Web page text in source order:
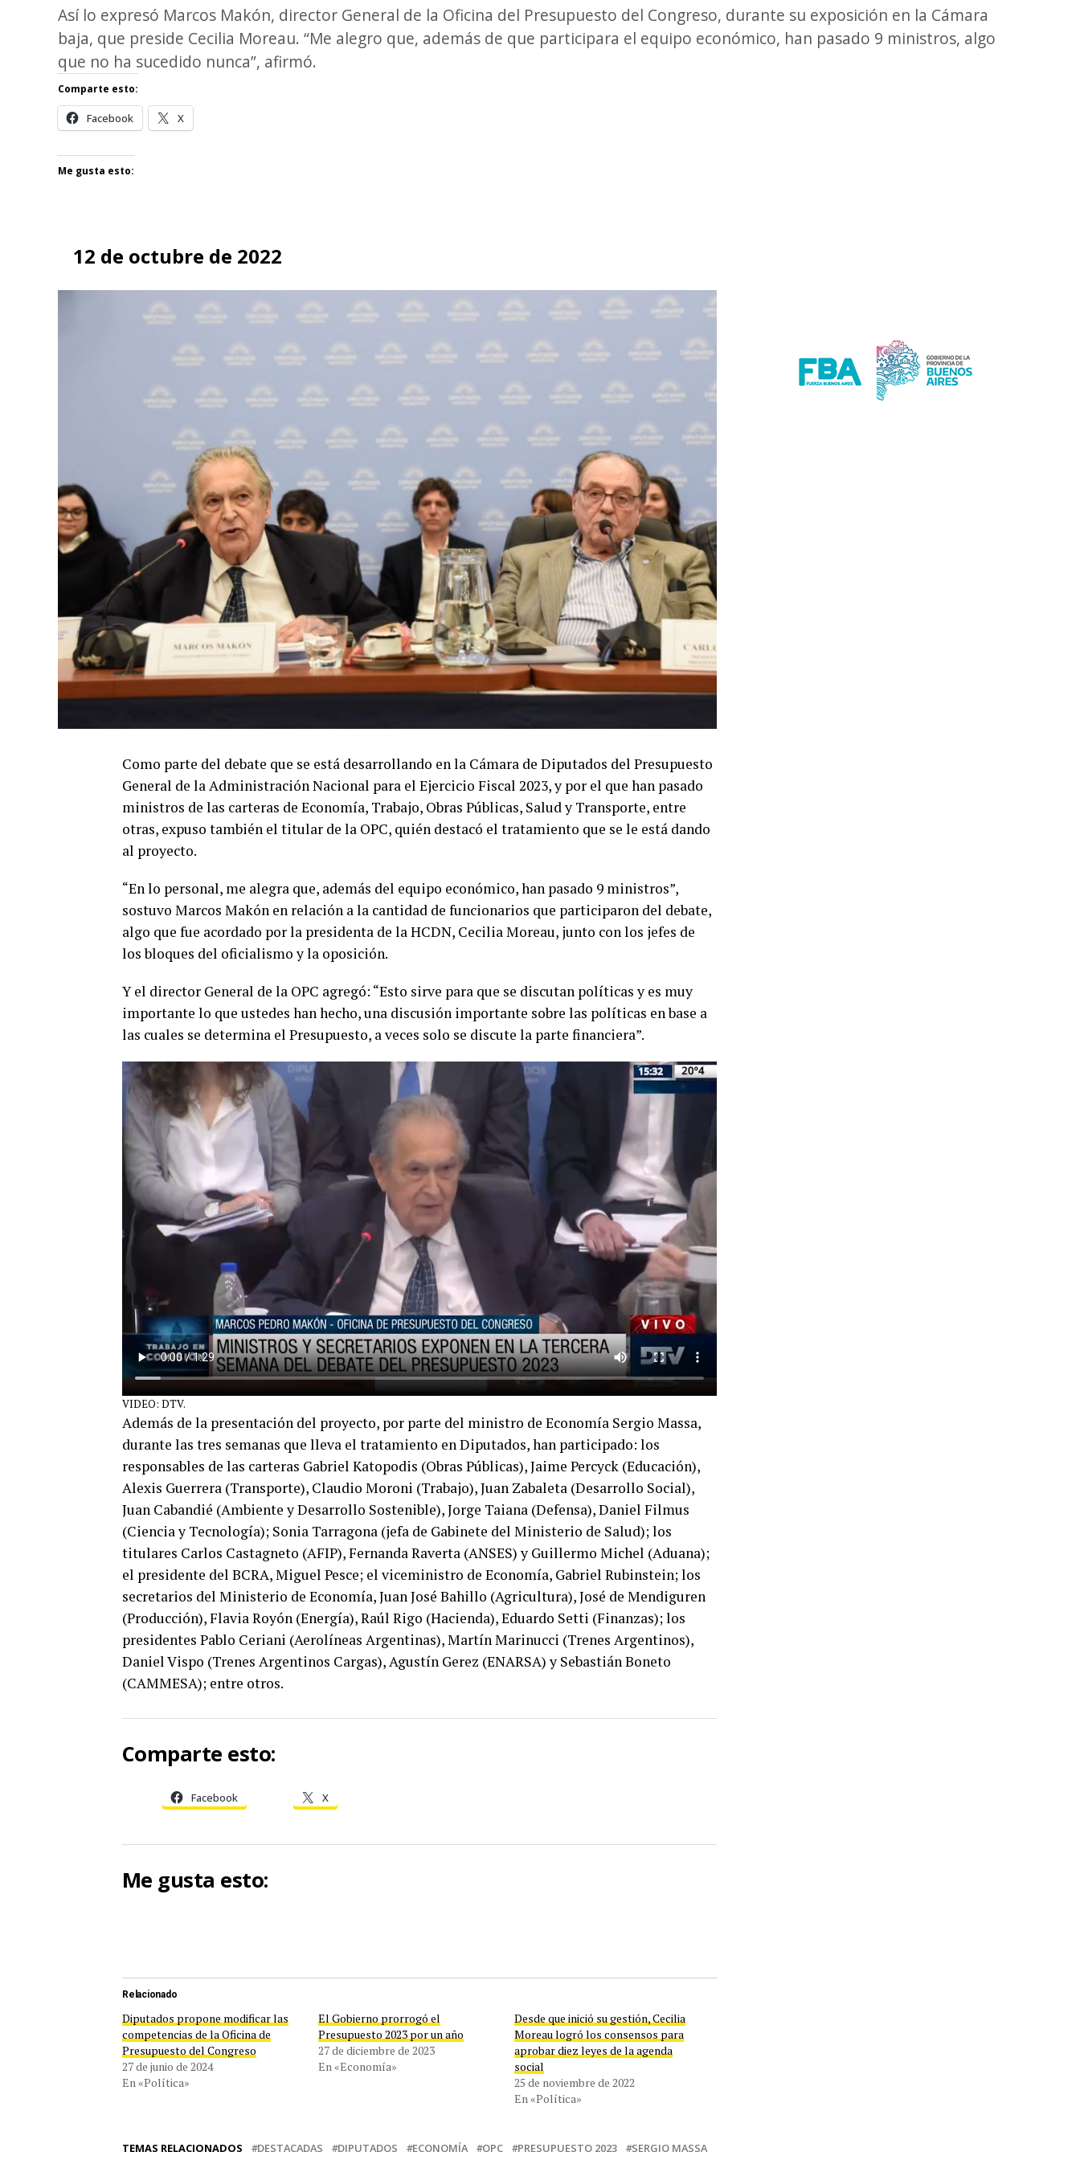
Así lo expresó Marcos Makón, director General de la Oficina del Presupuesto del Congreso, durante su exposición en la Cámara
baja, que preside Cecilia Moreau. “Me alegro que, además de que participara el equipo económico, han pasado 9 ministros, algo
que no ha sucedido nunca”, afirmó.
Comparte esto:
Facebook X
Me gusta esto:
12 de octubre de 2022
Como parte del debate que se está desarrollando en la Cámara de Diputados del Presupuesto
General de la Administración Nacional para el Ejercicio Fiscal 2023, y por el que han pasado
ministros de las carteras de Economía, Trabajo, Obras Públicas, Salud y Transporte, entre
otras, expuso también el titular de la OPC, quién destacó el tratamiento que se le está dando
al proyecto.
“En lo personal, me alegra que, además del equipo económico, han pasado 9 ministros”,
sostuvo Marcos Makón en relación a la cantidad de funcionarios que participaron del debate,
algo que fue acordado por la presidenta de la HCDN, Cecilia Moreau, junto con los jefes de
los bloques del oficialismo y la oposición.
Y el director General de la OPC agregó: “Esto sirve para que se discutan políticas y es muy
importante lo que ustedes han hecho, una discusión importante sobre las políticas en base a
las cuales se determina el Presupuesto, a veces solo se discute la parte financiera”.
VIDEO: DTV.
Además de la presentación del proyecto, por parte del ministro de Economía Sergio Massa,
durante las tres semanas que lleva el tratamiento en Diputados, han participado: los
responsables de las carteras Gabriel Katopodis (Obras Públicas), Jaime Percyck (Educación),
Alexis Guerrera (Transporte), Claudio Moroni (Trabajo), Juan Zabaleta (Desarrollo Social),
Juan Cabandié (Ambiente y Desarrollo Sostenible), Jorge Taiana (Defensa), Daniel Filmus
(Ciencia y Tecnología); Sonia Tarragona (jefa de Gabinete del Ministerio de Salud); los
titulares Carlos Castagneto (AFIP), Fernanda Raverta (ANSES) y Guillermo Michel (Aduana);
el presidente del BCRA, Miguel Pesce; el viceministro de Economía, Gabriel Rubinstein; los
secretarios del Ministerio de Economía, Juan José Bahillo (Agricultura), José de Mendiguren
(Producción), Flavia Royón (Energía), Raúl Rigo (Hacienda), Eduardo Setti (Finanzas); los
presidentes Pablo Ceriani (Aerolíneas Argentinas), Martín Marinucci (Trenes Argentinos),
Daniel Vispo (Trenes Argentinos Cargas), Agustín Gerez (ENARSA) y Sebastián Boneto
(CAMMESA); entre otros.
Comparte esto:
Facebook X
Me gusta esto:
Relacionado
Diputados propone modificar las
competencias de la Oficina de
Presupuesto del Congreso
27 de junio de 2024
En «Política»
El Gobierno prorrogó el
Presupuesto 2023 por un año
27 de diciembre de 2023
En «Economía»
Desde que inició su gestión, Cecilia
Moreau logró los consensos para
aprobar diez leyes de la agenda
social
25 de noviembre de 2022
En «Política»
TEMAS RELACIONADOS DESTACADAS DIPUTADOS ECONOMÍA OPC PRESUPUESTO 2023 SERGIO MASSA